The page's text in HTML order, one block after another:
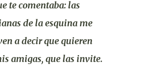
te comentaba: las
de la esquina me
a decir que quieren
amigas, que las invite.